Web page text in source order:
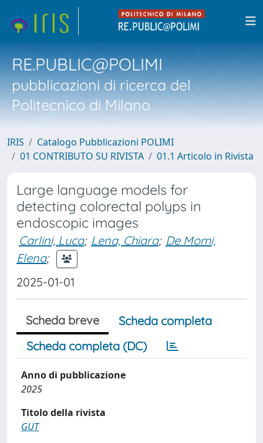
RE.PUBLIC@POLIMI
pubblicazioni di ricerca del
Politecnico di Milano
IRIS
Catalogo Pubblicazioni POLIMI
01 CONTRIBUTO SU RIVISTA
01.1 Articolo in Rivista
Large language models for
detecting colorectal polyps in
endoscopic images
Carlini, Luca; Lena, Chiara; De Momi,
Elena;
2025-01-01
Scheda breve
Scheda completa
Scheda completa (DC)
Anno di pubblicazione
2025
Titolo della rivista
GUT